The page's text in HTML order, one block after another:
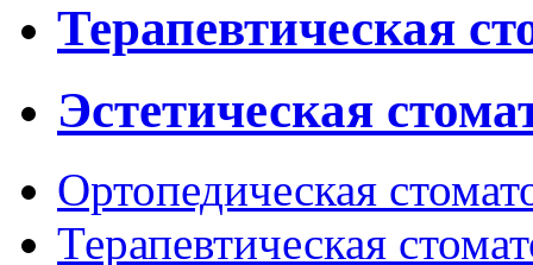
Терапевтическая
Эстетическая
Ортопедическая
Терапевтическая